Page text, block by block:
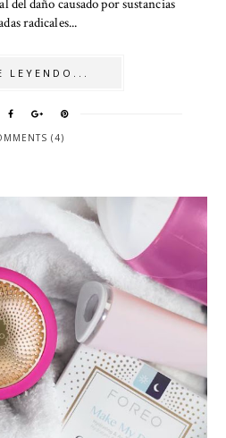
del daño causado por sustancias
radicales...
LEYENDO...
(4)